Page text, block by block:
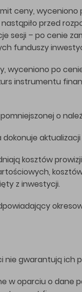
ceny,
przed
sesji – po cenie
funduszy
wyceniono po
instrumentu
o
dokonuje
kosztów
z inwestycji.
gwarantują ich
oparciu o dane